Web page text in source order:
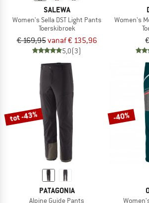
SALEWA
Women's Sella DST Light Pants
Toerskibroek
€ 169,95vanaf € 135,96
5,0(3)
Women's
tot -43%
PATAGONIA
Alpine Guide Pants
-40%